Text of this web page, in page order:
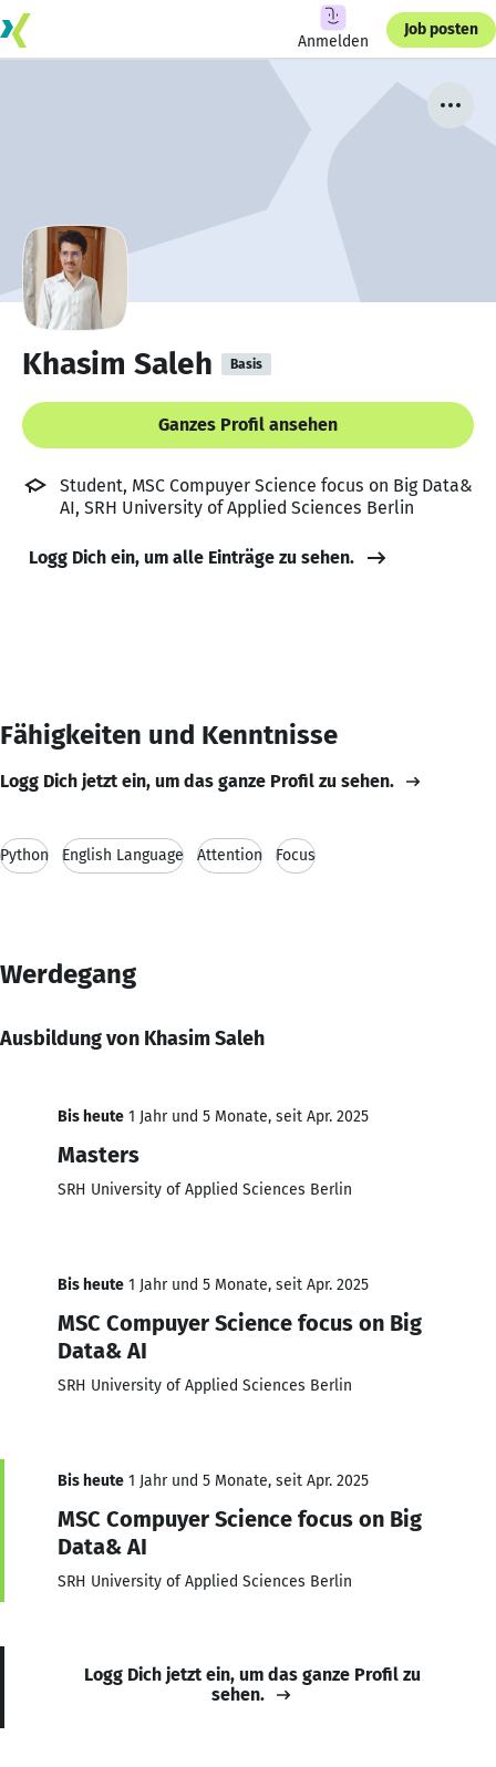
Anmelden
Job posten
Khasim Saleh Basis
Ganzes Profil ansehen
Student, MSC Compuyer Science focus on Big Data&
AI, SRH University of Applied Sciences Berlin
Logg Dich ein, um alle Einträge zu sehen.
Fähigkeiten und Kenntnisse
Logg Dich jetzt ein, um das ganze Profil zu sehen.
Python English Language Attention Focus
Werdegang
Ausbildung von Khasim Saleh
Bis heute 1 Jahr und 5 Monate, seit Apr. 2025
Masters
SRH University of Applied Sciences Berlin
Bis heute 1 Jahr und 5 Monate, seit Apr. 2025
MSC Compuyer Science focus on Big
Data& AI
SRH University of Applied Sciences Berlin
Bis heute 1 Jahr und 5 Monate, seit Apr. 2025
MSC Compuyer Science focus on Big
Data& AI
SRH University of Applied Sciences Berlin
Logg Dich jetzt ein, um das ganze Profil zu
sehen.